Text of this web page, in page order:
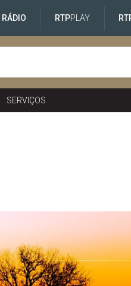
RÁDIO RTPPLAY
SERVIÇOS